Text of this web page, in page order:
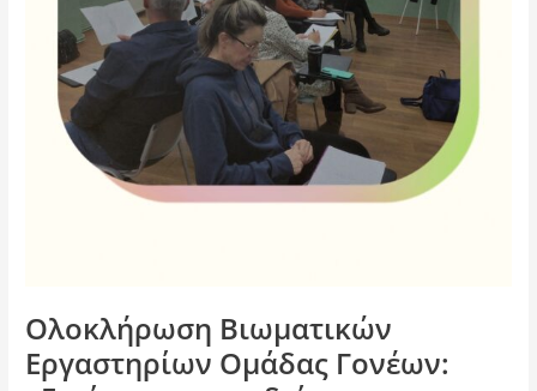
Ολοκλήρωση Βιωματικών
Εργαστηρίων Ομάδας Γονέων: